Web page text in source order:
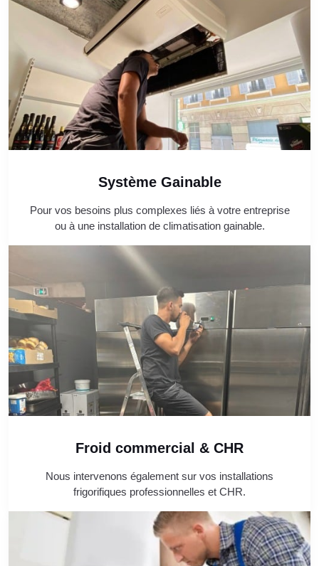
Système Gainable
Pour vos besoins plus complexes liés à votre entreprise
ou à une installation de climatisation gainable.
Froid commercial & CHR
Nous intervenons également sur vos installations
frigorifiques professionnelles et CHR.